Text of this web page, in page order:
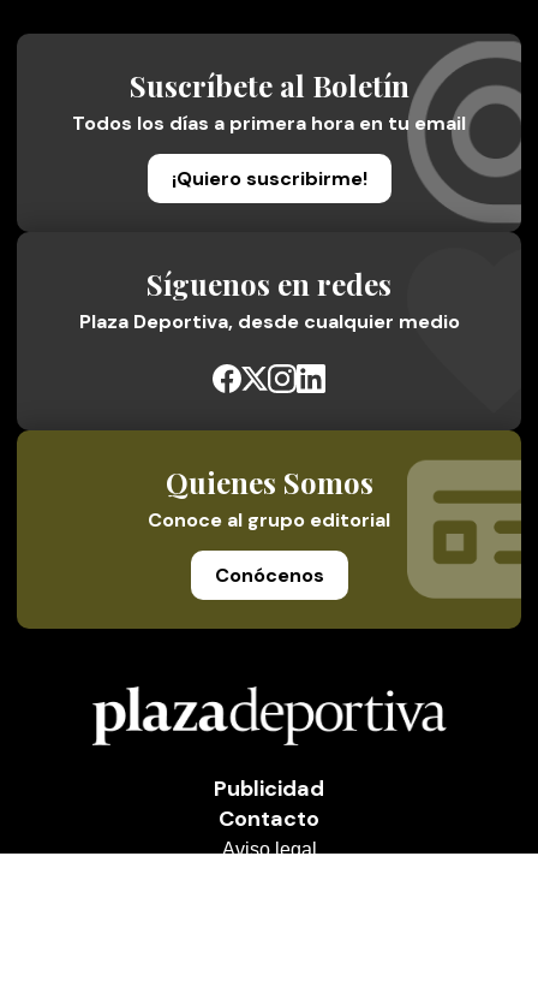
Suscríbete al Boletín
Todos los días a primera hora en tu email
¡Quiero suscribirme!
Síguenos en redes
Plaza Deportiva, desde cualquier medio
Quienes Somos
Conoce al grupo editorial
Conócenos
Publicidad
Contacto
Aviso legal